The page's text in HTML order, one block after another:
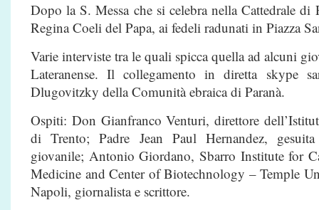
Dopo la S. Messa che si celebra nella Cattedrale di
Regina Coeli del Papa, ai fedeli radunati in Piazza
Varie interviste tra le quali spicca quella ad alcuni
Lateranense. Il collegamento in diretta skype
Dlugovitzky della Comunità ebraica di Paranà.
Ospiti: Don Gianfranco Venturi, direttore
di Trento; Padre Jean Paul Hernandez, gesuita
giovanile; Antonio Giordano, Sbarro Institute for
Medicine and Center of Biotechnology – Temple
Napoli, giornalista e scrittore.